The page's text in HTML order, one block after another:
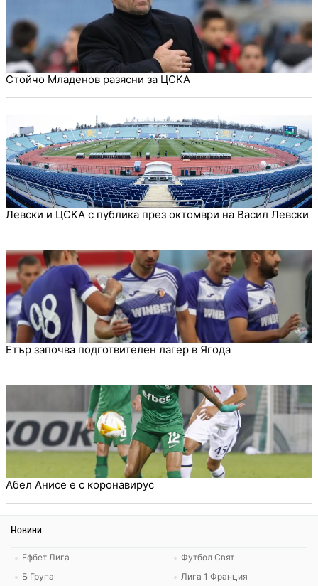
Стойчо Младенов разясни за ЦСКА
Левски и ЦСКА с публика през октомври на Васил Левски
Етър започва подготвителен лагер в Ягода
Абел Анисе е с коронавирус
Новини
Ефбет Лига
Б Група
Футбол Свят
Лига 1 Франция